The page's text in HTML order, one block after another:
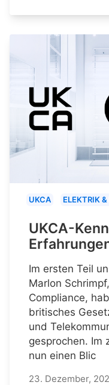
UKCA ELEKTRIK
UKCA-
Im ersten Teil
Marlon
Compliance,
britisches
und
gesprochen. Im
nun einen Blic
23. Dezember,